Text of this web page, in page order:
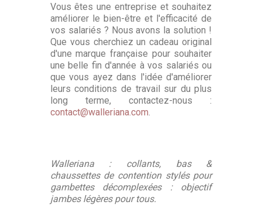
Vous êtes une entreprise et souhaitez
améliorer le bien-être et l'efficacité de
vos salariés ? Nous avons la solution !
Que vous cherchiez un cadeau original
d'une marque française pour souhaiter
une belle fin d'année à vos salariés ou
que vous ayez dans l'idée d'améliorer
leurs conditions de travail sur du plus
long terme, contactez-nous :
contact@walleriana.com.
Walleriana : collants, bas &
chaussettes de contention stylés pour
gambettes décomplexées : objectif
jambes légères pour tous.